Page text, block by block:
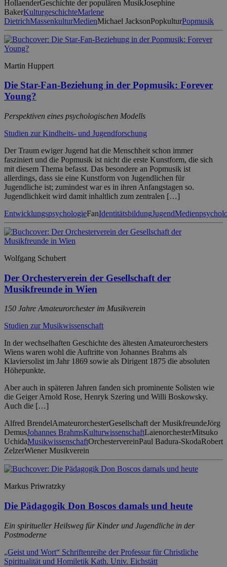
HollaenderGeschichte der populären MusikJosephine
BakerKulturgeschichteMarlene
DietrichMassenkulturMedienMichael JacksonPopkulturPopmusik
Martin Huppert
Die Star-Fan-Beziehung in der Popmusik: Forever
Young?
Perspektiven eines psychologischen Modells
Studien zur Kindheits- und Jugendforschung
Der Traum ewiger Jugend hat die Menschheit schon immer
fasziniert und die Popmusik ist nicht die erste Kunstform, die sich
mit diesem Thema befasst. Das besondere an Popmusik ist
allerdings, dass sie eine Kunstform von Jugendlichen für
Jugendliche ist; zumindest war es in ihren Anfangstagen so.
Jugendlichkeit wird damit inhaltlich zum zentralen […]
EntwicklungspsychologieFanIdentitätsbildungJugend
Wolfgang Schubert
Der Orchesterverein der Gesellschaft der
Musikfreunde in Wien
150 Jahre Amateurorchester im Musikverein
Studien zur Musikwissenschaft
In der wechselhaften Geschichte des ältesten Amateurorchesters
Wiens waren wohl die Auftritte von Johannes Brahms als
Klaviersolist im Jahr 1869 sowie als Dirigent 1875 die absoluten
Höhepunkte.
Aber auch in späteren Jahren fanden sich prominente Solisten wie
die Geiger Arnold Rose, Henryk Szering und Willi Boskowsky.
Auch die […]
Alfred BrendelAmateurorchesterGesellschaft der MusikfreundeJörg
DemusJohannes BrahmsKulturwissenschaftLaienorchesterMitsuko
UchidaMusikwissenschaftOrchestervereinPaul Badura-SkodaRobert
ZelzerWiener Musikverein
Markus Priwratzky
Die Pädagogik Don Boscos damals und heute
Ein spiritueller Heilsweg für Kinder und Jugendliche in der
Postmoderne
„Geist und Wort“ Schriftenreihe der Professur für Christliche
Spiritualität und Homiletik Kath. Univ. Eichstätt